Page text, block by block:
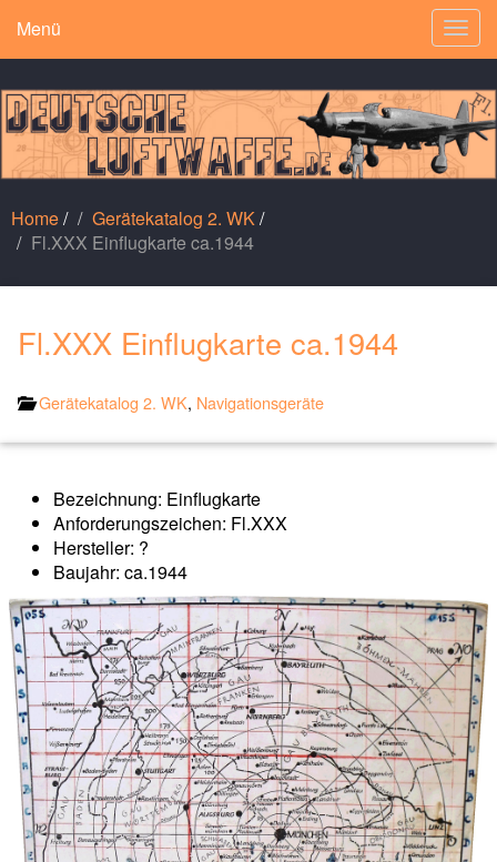
Menü
Home/ Gerätekatalog 2. WK/
Fl.XXX Einflugkarte ca.1944
Fl.XXX Einflugkarte ca.1944
Gerätekatalog 2. WK, Navigationsgeräte
Bezeichnung: Einflugkarte
Anforderungszeichen: Fl.XXX
Hersteller: ?
Baujahr: ca.1944